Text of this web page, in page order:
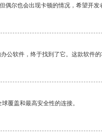
偶尔也会出现卡顿的情况，希望开发
公软件，终于找到了它。这款软件
覆盖和最高安全性的连接。